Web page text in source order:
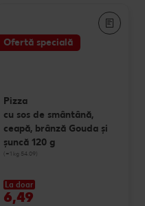
Ofertă specială
Pizza
cu sos de smântână,
ceapă, brânză Gouda și
șuncă 120 g
(=1 kg 54.09)
La doar
6,49